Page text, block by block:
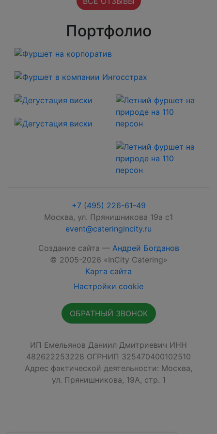
Портфолио
+7 (495) 226-61-49
Москва, ул. Прянишникова 19а с1
event@cateringincity.ru
Создание сайта — Андрей Богданов
© 2005-2026 «InCity Catering»
Карта сайта
Настройки cookie
ОБРАТНЫЙ ЗВОНОК
ИП Емельянов Даниил Дмитриевич ИНН
482622253228 ОГРНИП 325470400102510
Адрес фактической деятельности: Москва,
ул. Прянишникова, 19А, стр. 1